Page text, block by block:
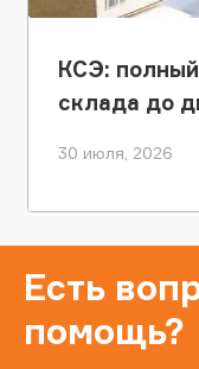
КСЭ:
склада до
30 июля, 2026
Есть
помощь?